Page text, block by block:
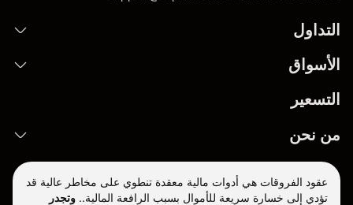
التداول
الأسواق
التسعير
من نحن
عقود الفروقات هي أدوات مالية معقدة تنطوي على مخاطر عالية قد
تؤدي إلى خسارة سريعة للأموال بسبب الرافعة المالية.. وتجدر